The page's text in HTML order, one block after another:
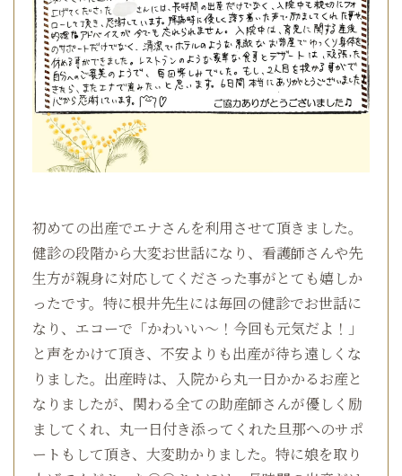
初めての出産でエナさんを利用させて頂きました。
健診の段階から大変お世話になり、看護師さんや先
生方が親身に対応してくださった事がとても嬉しか
ったです。特に根井先生には毎回の健診でお世話に
なり、エコーで「かわいい～！今回も元気だよ！」
と声をかけて頂き、不安よりも出産が待ち遠しくな
りました。出産時は、入院から丸一日かかるお産と
なりましたが、関わる全ての助産師さんが優しく励
ましてくれ、丸一日付き添ってくれた旦那へのサポ
ートもして頂き、大変助かりました。特に娘を取り